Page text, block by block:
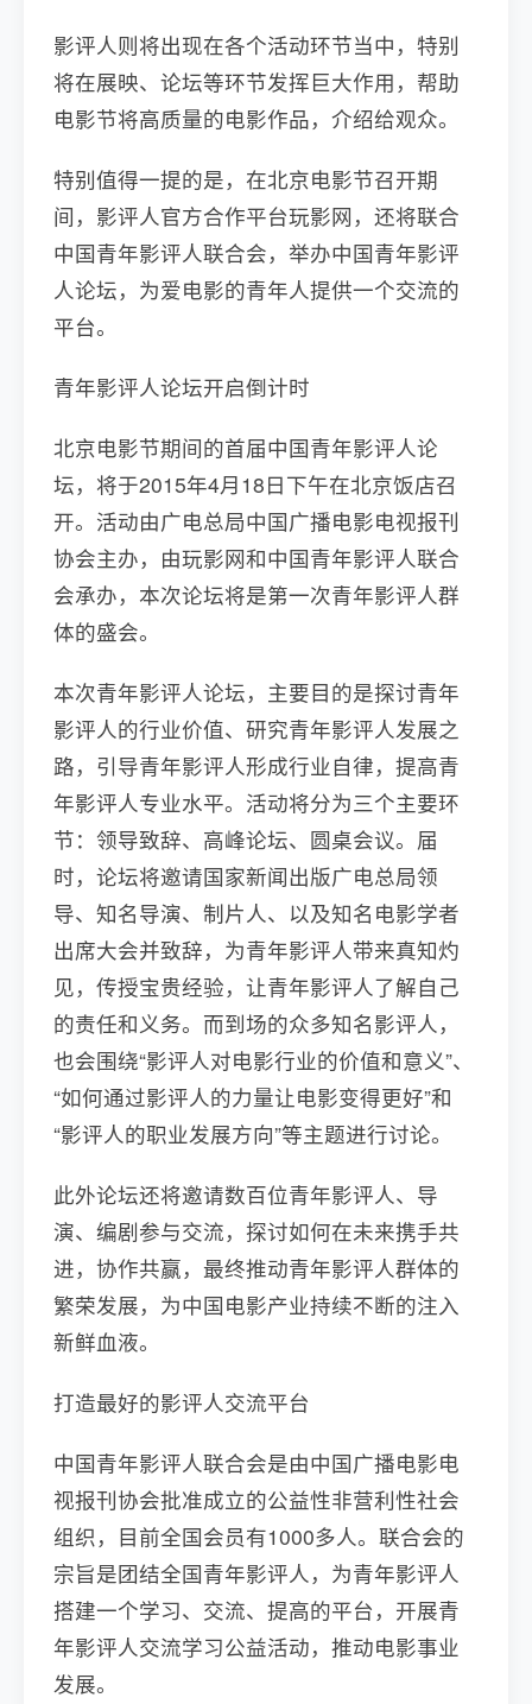
影评人则将出现在各个活动环节当中，特别
将在展映、论坛等环节发挥巨大作用，帮助
电影节将高质量的电影作品，介绍给观众。
特别值得一提的是，在北京电影节召开期
间，影评人官方合作平台玩影网，还将联合
中国青年影评人联合会，举办中国青年影评
人论坛，为爱电影的青年人提供一个交流的
平台。
青年影评人论坛开启倒计时
北京电影节期间的首届中国青年影评人论
坛，将于2015年4月18日下午在北京饭店召
开。活动由广电总局中国广播电影电视报刊
协会主办，由玩影网和中国青年影评人联合
会承办，本次论坛将是第一次青年影评人群
体的盛会。
本次青年影评人论坛，主要目的是探讨青年
影评人的行业价值、研究青年影评人发展之
路，引导青年影评人形成行业自律，提高青
年影评人专业水平。活动将分为三个主要环
节：领导致辞、高峰论坛、圆桌会议。届
时，论坛将邀请国家新闻出版广电总局领
导、知名导演、制片人、以及知名电影学者
出席大会并致辞，为青年影评人带来真知灼
见，传授宝贵经验，让青年影评人了解自己
的责任和义务。而到场的众多知名影评人，
也会围绕“影评人对电影行业的价值和意义”、
“如何通过影评人的力量让电影变得更好”和
“影评人的职业发展方向”等主题进行讨论。
此外论坛还将邀请数百位青年影评人、导
演、编剧参与交流，探讨如何在未来携手共
进，协作共赢，最终推动青年影评人群体的
繁荣发展，为中国电影产业持续不断的注入
新鲜血液。
打造最好的影评人交流平台
中国青年影评人联合会是由中国广播电影电
视报刊协会批准成立的公益性非营利性社会
组织，目前全国会员有1000多人。联合会的
宗旨是团结全国青年影评人，为青年影评人
搭建一个学习、交流、提高的平台，开展青
年影评人交流学习公益活动，推动电影事业
发展。